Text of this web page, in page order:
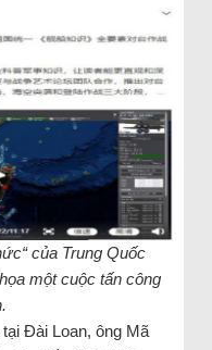
của Trung Quốc
một cuộc tấn công
Đài Loan, ông Mã